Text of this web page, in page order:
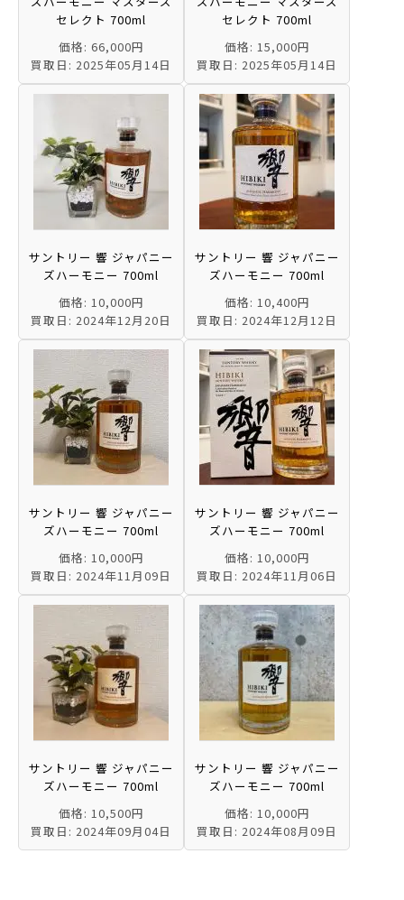
セレクト 700ml
価格: 66,000円
買取日: 2025年05月14日
セレクト 700ml
価格: 15,000円
買取日: 2025年05月14日
サントリー 響 ジャパニー
ズハーモニー 700ml
価格: 10,000円
買取日: 2024年12月20日
サントリー 響 ジャパニー
ズハーモニー 700ml
価格: 10,400円
買取日: 2024年12月12日
サントリー 響 ジャパニー
ズハーモニー 700ml
価格: 10,000円
買取日: 2024年11月09日
サントリー 響 ジャパニー
ズハーモニー 700ml
価格: 10,000円
買取日: 2024年11月06日
サントリー 響 ジャパニー
ズハーモニー 700ml
価格: 10,500円
買取日: 2024年09月04日
サントリー 響 ジャパニー
ズハーモニー 700ml
価格: 10,000円
買取日: 2024年08月09日